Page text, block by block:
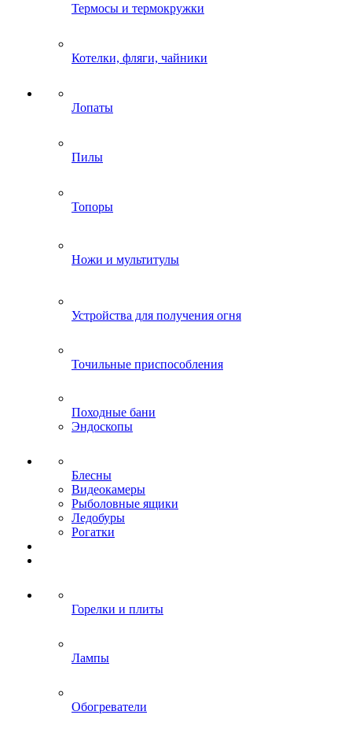
Термосы и термокружки
Котелки, фляги, чайники
Лопаты
Пилы
Топоры
Ножи и мультитулы
Устройства для получения огня
Точильные приспособления
Походные бани
Эндоскопы
Блесны
Видеокамеры
Рыболовные ящики
Ледобуры
Рогатки
Горелки и плиты
Лампы
Обогреватели